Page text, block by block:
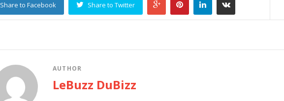
Share to Facebook Share to Twitter
AUTHOR
LeBuzz DuBizz